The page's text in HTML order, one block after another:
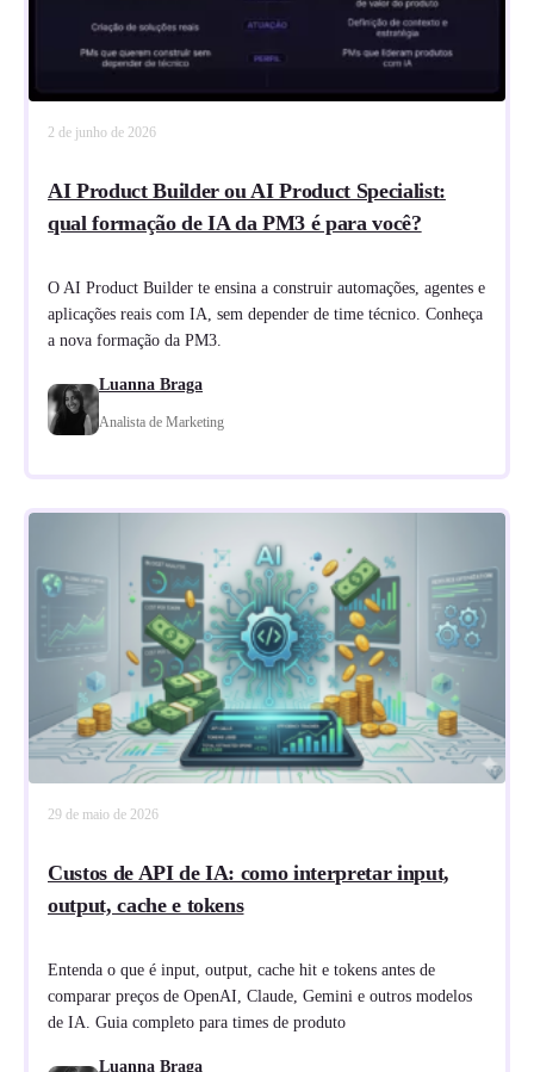
2 de junho de 2026
AI Product Builder ou AI Product Specialist:
qual formação de IA da PM3 é para você?
O AI Product Builder te ensina a construir automações, agentes e
aplicações reais com IA, sem depender de time técnico. Conheça
a nova formação da PM3.
Luanna Braga
Analista de Marketing
29 de maio de 2026
Custos de API de IA: como interpretar input,
output, cache e tokens
Entenda o que é input, output, cache hit e tokens antes de
comparar preços de OpenAI, Claude, Gemini e outros modelos
de IA. Guia completo para times de produto
Luanna Braga